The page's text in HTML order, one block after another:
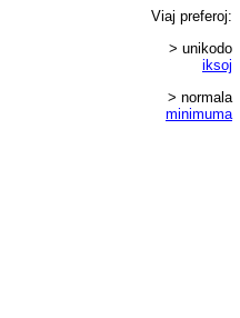
Viaj preferoj:
> unikodo
iksoj
> normala
minimuma